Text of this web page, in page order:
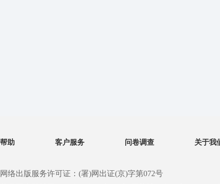
帮助 客户服务 问卷调查 关于我
网络出版服务许可证：(署)网出证(京)字第072号